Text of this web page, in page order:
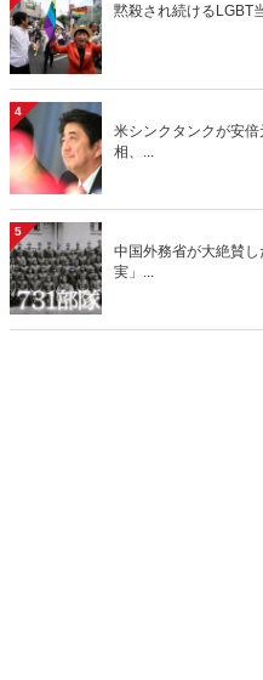
黙殺され続けるLGBT
4
米シンクタンクが安
相、...
5
中国外務省が大絶賛
実」...